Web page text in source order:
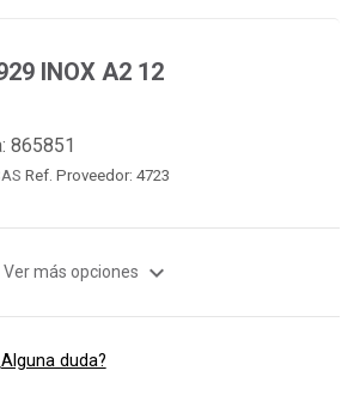
INOX A2 12
865851
Ref. Proveedor: 4723
Ver más opciones expand_more
duda?